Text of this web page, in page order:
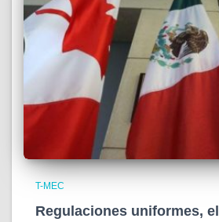
T-MEC
Regulaciones uniformes,